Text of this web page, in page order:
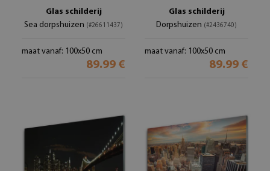
Glas schilderij
Sea dorpshuizen (#26611437)
maat vanaf: 100x50 cm
89.99 €
Glas schilderij
Dorpshuizen (#2436740)
maat vanaf: 100x50 cm
89.99 €